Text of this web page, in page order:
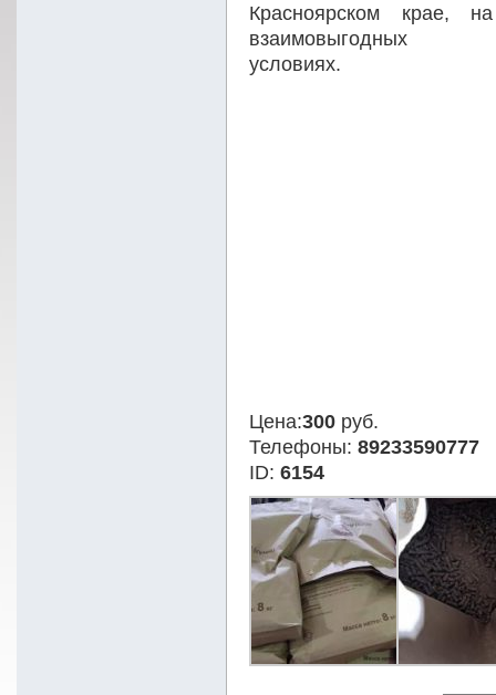
Красноярском крае, на
взаимовыгодных
условиях.
Цена:300 руб.
Телефоны: 89233590777
ID: 6154